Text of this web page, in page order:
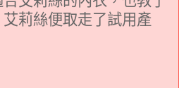
莉絲便取走了試用產